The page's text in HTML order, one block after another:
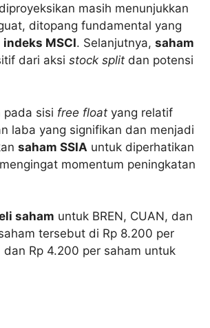
masih menunjukkan
ditopang fundamental yang
indeks MSCI. Selanjutnya, saham
dari aksi stock split dan potensi
pada sisi free float yang relatif
laba yang signifikan dan menjadi
saham SSIA untuk diperhatikan
momentum peningkatan
saham untuk BREN, CUAN, dan
tersebut di Rp 8.200 per
dan Rp 4.200 per saham untuk